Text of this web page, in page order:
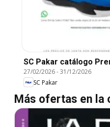
SC Pakar catálogo
27/02/2026-31/12/2026
SC Pakar
Más ofertas en la